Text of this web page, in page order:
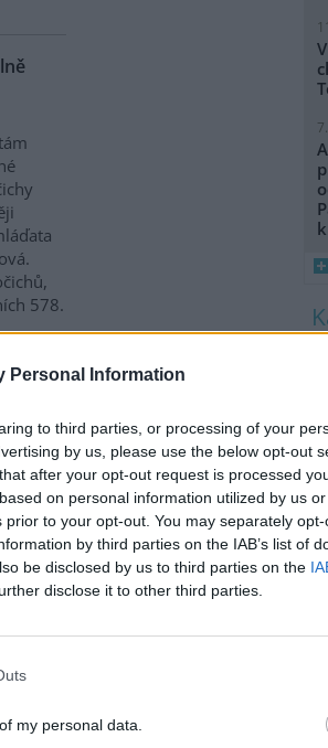
Personal Information
to third parties, or processing of your
by us, please use the below opt-out
after your opt-out request is processed
on personal information utilized by us
to your opt-out. You may separately
by third parties on the IAB’s list of
be disclosed by us to third parties on the
disclose it to other third parties.
my personal data.
578.
v
které
vodní
vody.
a
rybáři